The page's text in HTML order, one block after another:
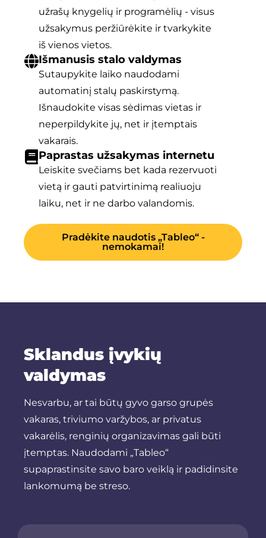
užrašų knygelių ir programėlių - visus
užsakymus peržiūrėkite ir tvarkykite
iš vienos vietos.
Išmanusis stalo valdymas
Sutaupykite laiko naudodami
automatinį stalų paskirstymą.
Išnaudokite visas sėdimas vietas ir
neperpildykite jų, net ir įtemptais
vakarais.
Paprastas užsakymas internetu
Leiskite svečiams bet kada rezervuoti
vietą ir gauti patvirtinimą realiuoju
laiku, net ir ne darbo valandomis.
Pradėkite naudotis „Tableo“ -
nemokamai!
Sklandus įvykių
valdymas
Nesvarbu, ar tai būtų gyvo garso grupės
vakaras, triviumo varžybos, ar privatus
vakarėlis, renginių organizavimas gali būti
įtemptas. Naudodami „Tableo“
supaprastinsite savo baro veiklą ir padidinsite
lankomumą be streso.